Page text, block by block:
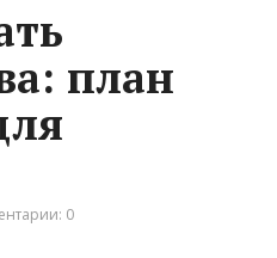
план
0